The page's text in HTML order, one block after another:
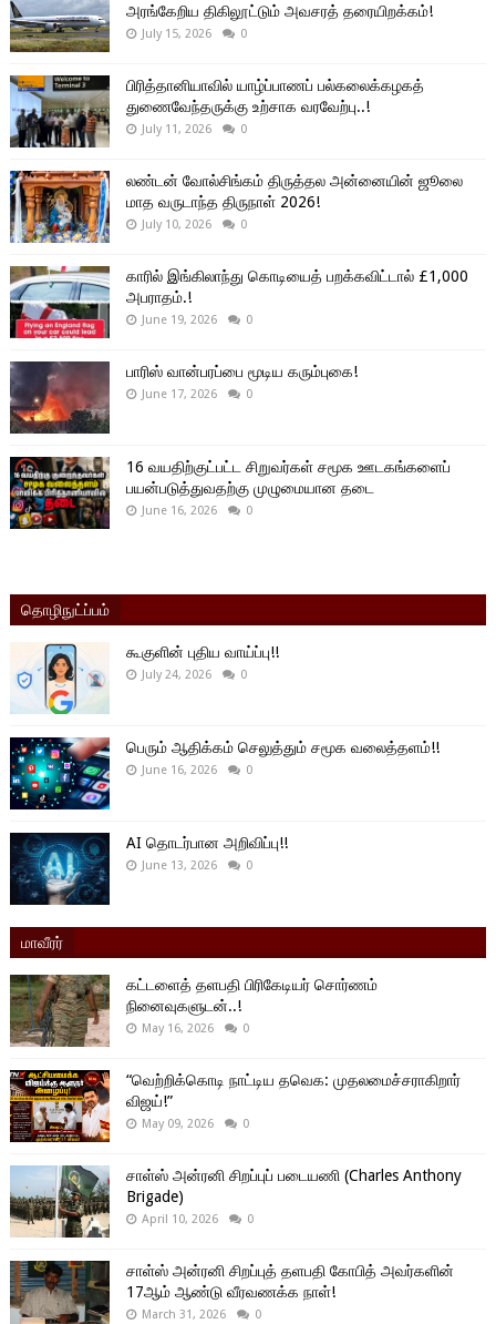
அரங்கேறிய திகிலூட்டும் அவசரத் தரையிறக்கம்!
July 15, 2026 0
பிரித்தானியாவில் யாழ்ப்பாணப் பல்கலைக்கழகத்
துணைவேந்தருக்கு உற்சாக வரவேற்பு..!
July 11, 2026 0
லண்டன் வோல்சிங்கம் திருத்தல அன்னையின் ஜூலை
மாத வருடாந்த திருநாள் 2026!
July 10, 2026 0
காரில் இங்கிலாந்து கொடியைத் பறக்கவிட்டால் £1,000
அபராதம்.!
June 19, 2026 0
பாரிஸ் வான்பரப்பை மூடிய கரும்புகை!
June 17, 2026 0
16 வயதிற்குட்பட்ட சிறுவர்கள் சமூக ஊடகங்களைப்
பயன்படுத்துவதற்கு முழுமையான தடை
June 16, 2026 0
தொழிநுட்ப்பம்
கூகுளின் புதிய வாய்ப்பு!!
July 24, 2026 0
பெரும் ஆதிக்கம் செலுத்தும் சமூக வலைத்தளம்!!
June 16, 2026 0
AI தொடர்பான அறிவிப்பு!!
June 13, 2026 0
மாவீரர்
கட்டளைத் தளபதி பிரிகேடியர் சொர்ணம்
நினைவுகளுடன்..!
May 16, 2026 0
“வெற்றிக்கொடி நாட்டிய தவெக: முதலமைச்சராகிறார்
விஜய்!”
May 09, 2026 0
சாள்ஸ் அன்ரனி சிறப்புப் படையணி (Charles Anthony
Brigade)
April 10, 2026 0
சாள்ஸ் அன்ரனி சிறப்புத் தளபதி கோபித் அவர்களின்
17ஆம் ஆண்டு வீரவணக்க நாள்!
March 31, 2026 0